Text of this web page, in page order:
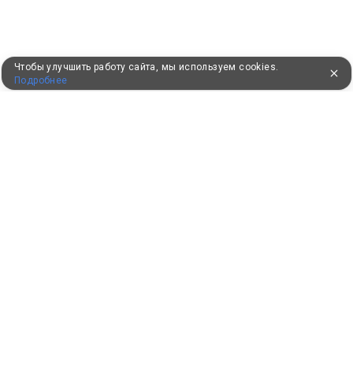
Чтобы улучшить работу сайта, мы используем cookies.
Подробнее